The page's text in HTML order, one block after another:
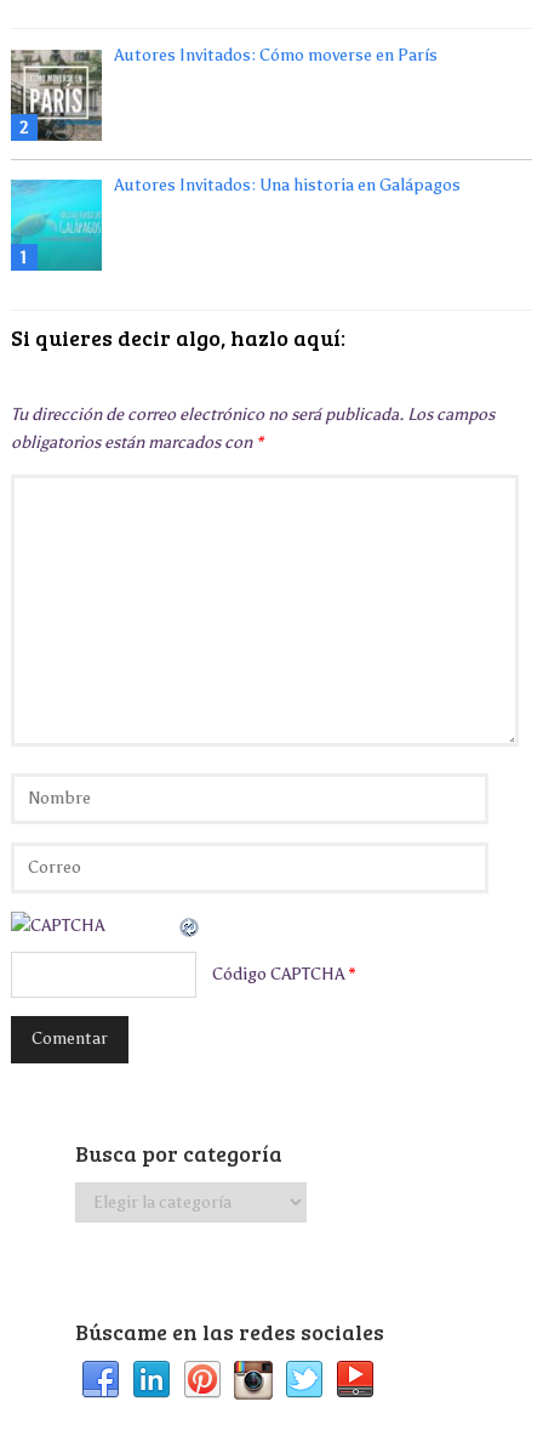
2
Autores Invitados: Cómo moverse en París
1
Autores Invitados: Una historia en Galápagos
Si quieres decir algo, hazlo aquí:
Tu dirección de correo electrónico no será publicada. Los campos
obligatorios están marcados con *
Código CAPTCHA*
Busca por categoría
Busca
Búscame en las redes sociales